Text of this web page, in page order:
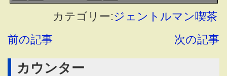
カテゴリー:ジェントルマン喫茶
前の記事
次の記事
カウンター